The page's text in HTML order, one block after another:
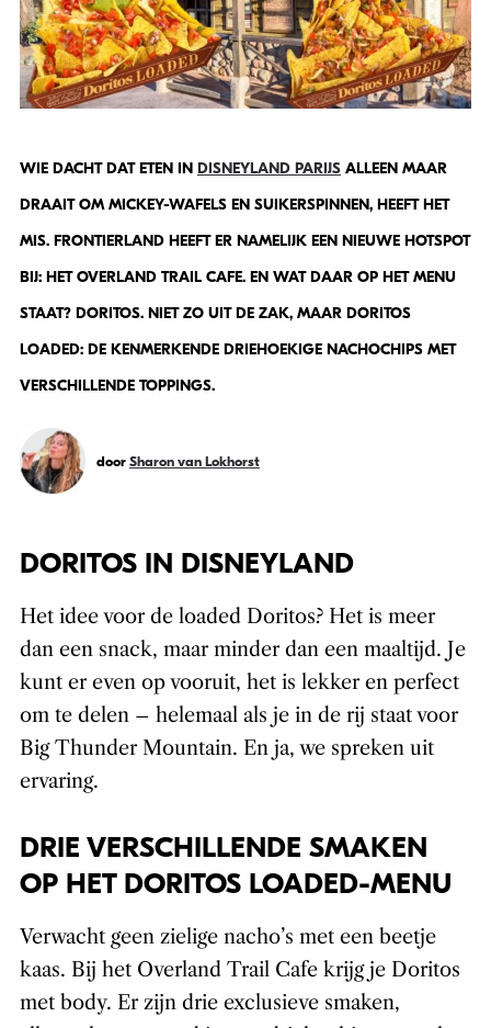
WIE DACHT DAT ETEN IN DISNEYLAND PARIJSALLEEN MAAR
DRAAIT OM MICKEY-WAFELS EN SUIKERSPINNEN, HEEFT HET
MIS. FRONTIERLAND HEEFT ER NAMELIJK EEN NIEUWE HOTSPOT
BIJ: HET OVERLAND TRAIL CAFE. EN WAT DAAR OP HET MENU
STAAT? DORITOS. NIET ZO UIT DE ZAK, MAAR DORITOS
LOADED: DE KENMERKENDE DRIEHOEKIGE NACHOCHIPS MET
VERSCHILLENDE TOPPINGS.
door Sharon van Lokhorst
DORITOS IN DISNEYLAND
Het idee voor de loaded Doritos? Het is meer
dan een snack, maar minder dan een maaltijd. Je
kunt er even op vooruit, het is lekker en perfect
om te delen – helemaal als je in de rij staat voor
Big Thunder Mountain. En ja, we spreken uit
ervaring.
DRIE VERSCHILLENDE SMAKEN
OP HET DORITOS LOADED-MENU
Verwacht geen zielige nacho’s met een beetje
kaas. Bij het Overland Trail Cafe krijg je Doritos
met body. Er zijn drie exclusieve smaken,